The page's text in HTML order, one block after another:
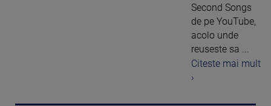
Second Songs
de pe YouTube,
acolo unde
reuseste sa ...
Citeste mai mult
›